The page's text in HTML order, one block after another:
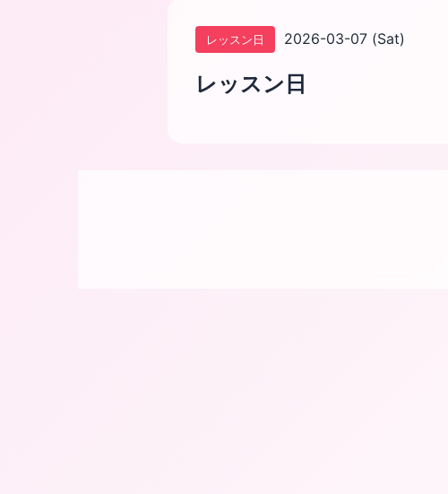
レッスン日 2026-03-07 (Sat)
レッスン日